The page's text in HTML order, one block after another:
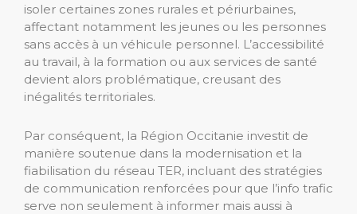
isoler certaines zones rurales et périurbaines,
affectant notamment les jeunes ou les personnes
sans accès à un véhicule personnel. L’accessibilité
au travail, à la formation ou aux services de santé
devient alors problématique, creusant des
inégalités territoriales.
Par conséquent, la Région Occitanie investit de
manière soutenue dans la modernisation et la
fiabilisation du réseau TER, incluant des stratégies
de communication renforcées pour que l’info trafic
serve non seulement à informer mais aussi à